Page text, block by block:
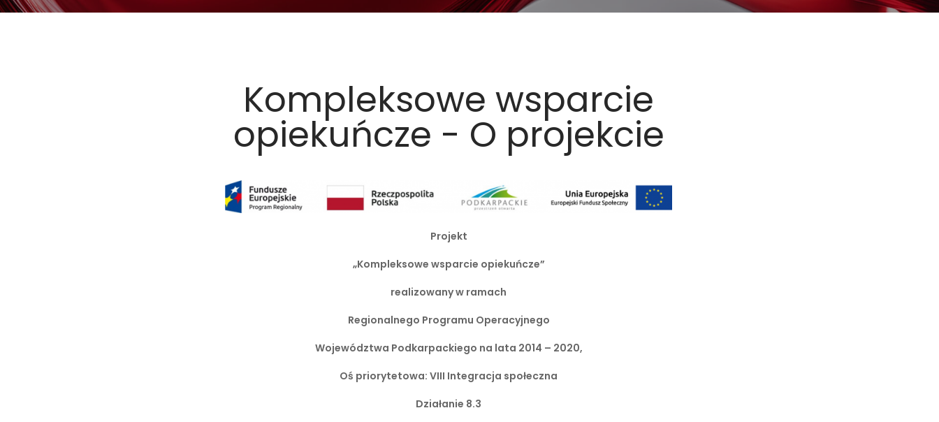
Kompleksowe wsparcie
opiekuńcze - O projekcie
Projekt
„Kompleksowe wsparcie opiekuńcze”
realizowany w ramach
Regionalnego Programu Operacyjnego
Województwa Podkarpackiego na lata 2014 – 2020,
Oś priorytetowa: VIII Integracja społeczna
Działanie 8.3